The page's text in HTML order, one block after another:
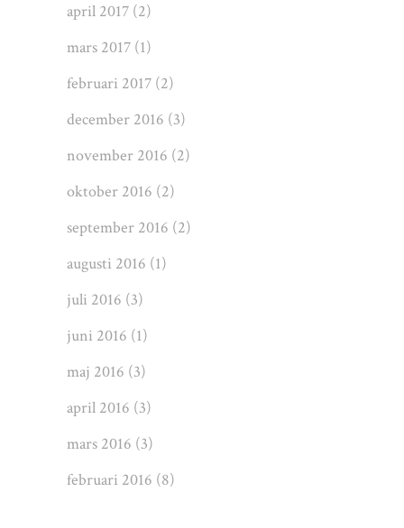
april 2017 (2)
mars 2017 (1)
februari 2017 (2)
december 2016 (3)
november 2016 (2)
oktober 2016 (2)
september 2016 (2)
augusti 2016 (1)
juli 2016 (3)
juni 2016 (1)
maj 2016 (3)
april 2016 (3)
mars 2016 (3)
februari 2016 (8)